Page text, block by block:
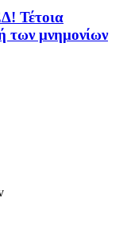
Τέτοια
των μνημονίων